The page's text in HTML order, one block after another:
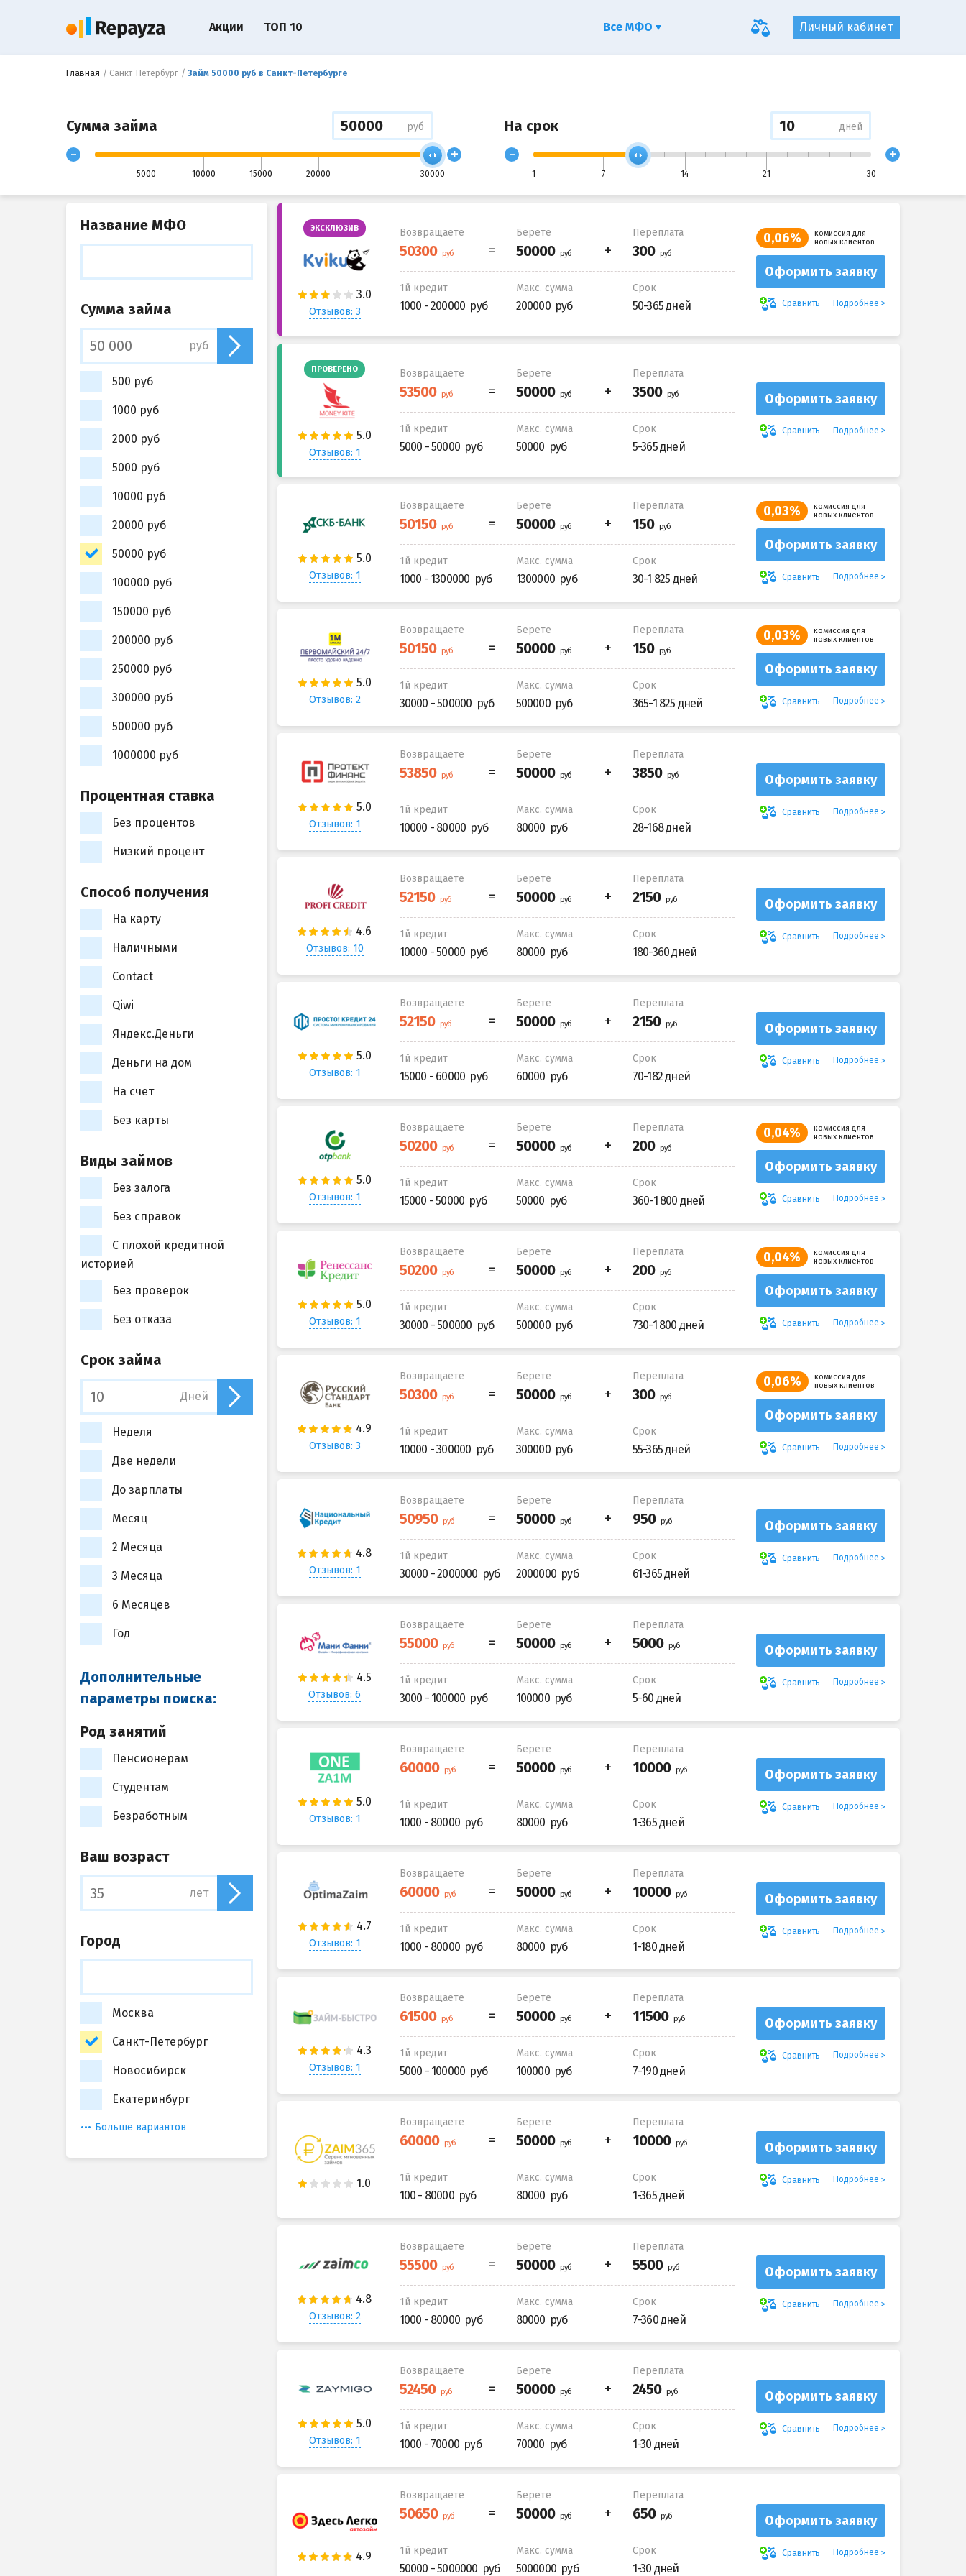
Главная Санкт-Петербург Займ 50000 руб в Санкт-Петербурге
Сумма займа руб
-
5000 10000 15000 20000 30000
+
На срок дней
-
1 7 14 21 30
+
ЭКСКЛЮЗИВ
Отзывов: 3
Возвращаете Берете Переплата
1й кредит
1000 - 200000
Макс. сумма
200000
Срок
50-365 дней
0,06%
комиссия для
новых клиентов
Оформить заявку
Сравнить Подробнее
ПРОВЕРЕНО
Отзывов: 1
Возвращаете Берете Переплата
1й кредит
5000 - 50000
Макс. сумма
50000
Срок
5-365 дней
Оформить заявку
Сравнить Подробнее
Отзывов: 1
Возвращаете Берете Переплата
1й кредит
1000 - 1300000
Макс. сумма
1300000
Срок
30-1 825 дней
0,03%
комиссия для
новых клиентов
Оформить заявку
Сравнить Подробнее
Отзывов: 2
Возвращаете Берете Переплата
1й кредит
30000 - 500000
Макс. сумма
500000
Срок
365-1 825 дней
0,03%
комиссия для
новых клиентов
Оформить заявку
Сравнить Подробнее
Отзывов: 1
Возвращаете Берете Переплата
1й кредит
10000 - 80000
Макс. сумма
80000
Срок
28-168 дней
Оформить заявку
Сравнить Подробнее
Отзывов: 10
Возвращаете Берете Переплата
1й кредит
10000 - 50000
Макс. сумма
80000
Срок
180-360 дней
Оформить заявку
Сравнить Подробнее
Отзывов: 1
Возвращаете Берете Переплата
1й кредит
15000 - 60000
Макс. сумма
60000
Срок
70-182 дней
Оформить заявку
Сравнить Подробнее
Отзывов: 1
Возвращаете Берете Переплата
1й кредит
15000 - 50000
Макс. сумма
50000
Срок
360-1 800 дней
0,04%
комиссия для
новых клиентов
Оформить заявку
Сравнить Подробнее
Отзывов: 1
Возвращаете Берете Переплата
1й кредит
30000 - 500000
Макс. сумма
500000
Срок
730-1 800 дней
0,04%
комиссия для
новых клиентов
Оформить заявку
Сравнить Подробнее
Отзывов: 3
Возвращаете Берете Переплата
1й кредит
10000 - 300000
Макс. сумма
300000
Срок
55-365 дней
0,06%
комиссия для
новых клиентов
Оформить заявку
Сравнить Подробнее
Отзывов: 1
Возвращаете Берете Переплата
1й кредит
30000 - 2000000
Макс. сумма
2000000
Срок
61-365 дней
Оформить заявку
Сравнить Подробнее
Отзывов: 6
Возвращаете Берете Переплата
1й кредит
3000 - 100000
Макс. сумма
100000
Срок
5-60 дней
Оформить заявку
Сравнить Подробнее
Отзывов: 1
Возвращаете Берете Переплата
1й кредит
1000 - 80000
Макс. сумма
80000
Срок
1-365 дней
Оформить заявку
Сравнить Подробнее
Отзывов: 1
Возвращаете Берете Переплата
1й кредит
1000 - 80000
Макс. сумма
80000
Срок
1-180 дней
Оформить заявку
Сравнить Подробнее
Отзывов: 1
Возвращаете Берете Переплата
1й кредит
5000 - 100000
Макс. сумма
100000
Срок
7-190 дней
Оформить заявку
Сравнить Подробнее
Возвращаете Берете Переплата
1й кредит
100 - 80000
Макс. сумма
80000
Срок
1-365 дней
Оформить заявку
Сравнить Подробнее
Отзывов: 2
Возвращаете Берете Переплата
1й кредит
1000 - 80000
Макс. сумма
80000
Срок
7-360 дней
Оформить заявку
Сравнить Подробнее
Отзывов: 1
Возвращаете Берете Переплата
1й кредит
1000 - 70000
Макс. сумма
70000
Срок
1-30 дней
Оформить заявку
Сравнить Подробнее
Возвращаете Берете Переплата
1й кредит
50000 - 5000000
Макс. сумма
5000000
Срок
1-30 дней
Оформить заявку
Сравнить Подробнее
Название МФО
Сумма займа
руб
500 руб
1000 руб
2000 руб
5000 руб
10000 руб
20000 руб
50000 руб
100000 руб
150000 руб
200000 руб
250000 руб
300000 руб
500000 руб
1000000 руб
Процентная ставка
Без процентов
Низкий процент
Способ получения
На карту
Наличными
Contact
Qiwi
Яндекс.Деньги
Деньги на дом
На счет
Без карты
Виды займов
Без залога
Без справок
С плохой кредитной
историей
Без проверок
Без отказа
Срок займа
Дней
Неделя
Две недели
До зарплаты
Месяц
2 Месяца
3 Месяца
6 Месяцев
Год
Дополнительные
параметры поиска:
Род занятий
Пенсионерам
Студентам
Безработным
Ваш возраст
лет
Город
Москва
Санкт-Петербург
Новосибирск
Екатеринбург
Больше вариантов
Личный кабинет
Акции ТОП 10 Все МФО